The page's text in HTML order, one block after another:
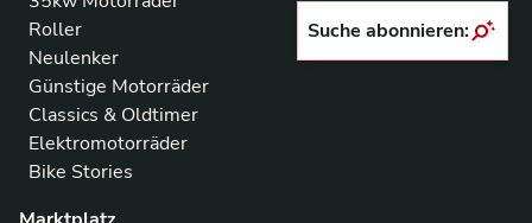
Roller
Neulenker
Günstige Motorräder
Classics & Oldtimer
Elektromotorräder
Bike Stories
Suche abonnieren: